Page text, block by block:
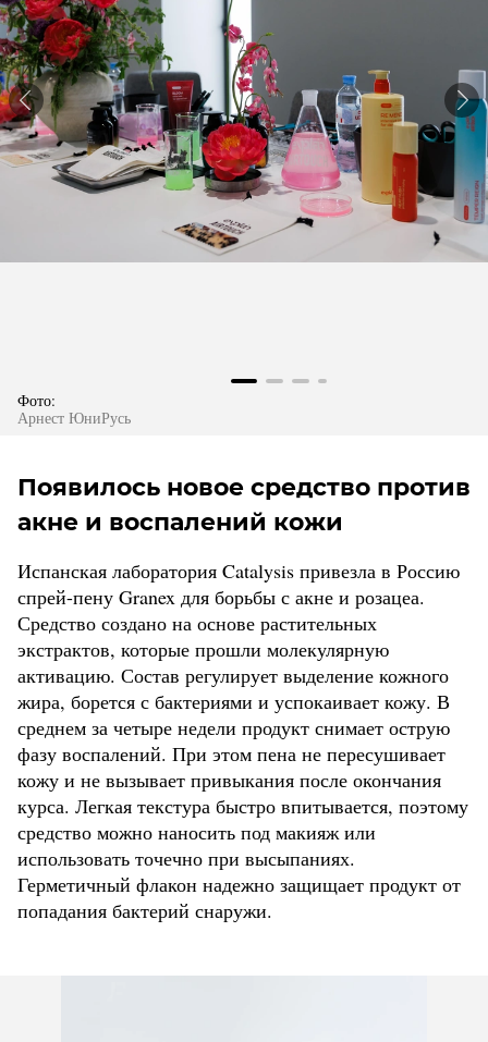
Фото:
Арнест ЮниРусь
Появилось новое средство против
акне и воспалений кожи
Испанская лаборатория Catalysis привезла в Россию
спрей-пену Granex для борьбы с акне и розацеа.
Средство создано на основе растительных
экстрактов, которые прошли молекулярную
активацию. Состав регулирует выделение кожного
жира, борется с бактериями и успокаивает кожу. В
среднем за четыре недели продукт снимает острую
фазу воспалений. При этом пена не пересушивает
кожу и не вызывает привыкания после окончания
курса. Легкая текстура быстро впитывается, поэтому
средство можно наносить под макияж или
использовать точечно при высыпаниях.
Герметичный флакон надежно защищает продукт от
попадания бактерий снаружи.